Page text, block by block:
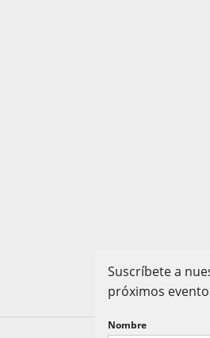
Suscríbete a
próximos
Nombre